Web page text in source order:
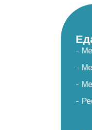
-
-
-
-